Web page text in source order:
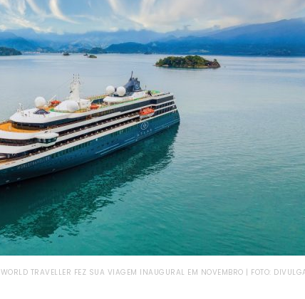
WORLD TRAVELLER FEZ SUA VIAGEM INAUGURAL EM NOVEMBRO | FOTO: